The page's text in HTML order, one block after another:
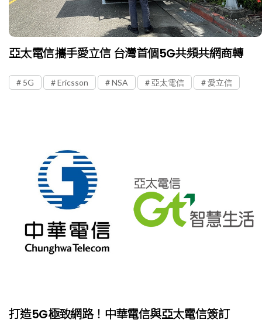
亞太電信攜手愛立信 台灣首個5G共頻共網商轉
5G Ericsson NSA 亞太電信 愛立信
打造5G極致網路！中華電信與亞太電信簽訂